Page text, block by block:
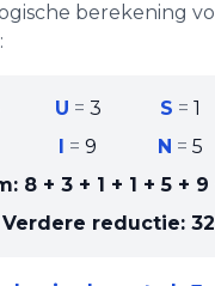
berekening
U = 3 S = 1
I =9 N = 5
8 + 3 + 1 + 1 + 5 + 9
Verdere reductie: